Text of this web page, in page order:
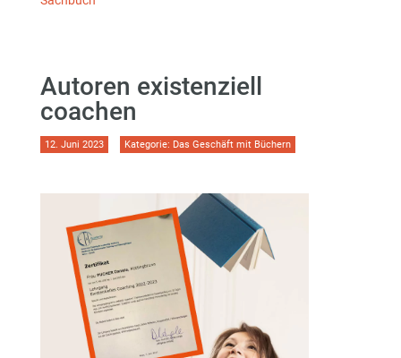
Autoren existenziell
coachen
12. Juni 2023 Kategorie: Das Geschäft mit Büchern